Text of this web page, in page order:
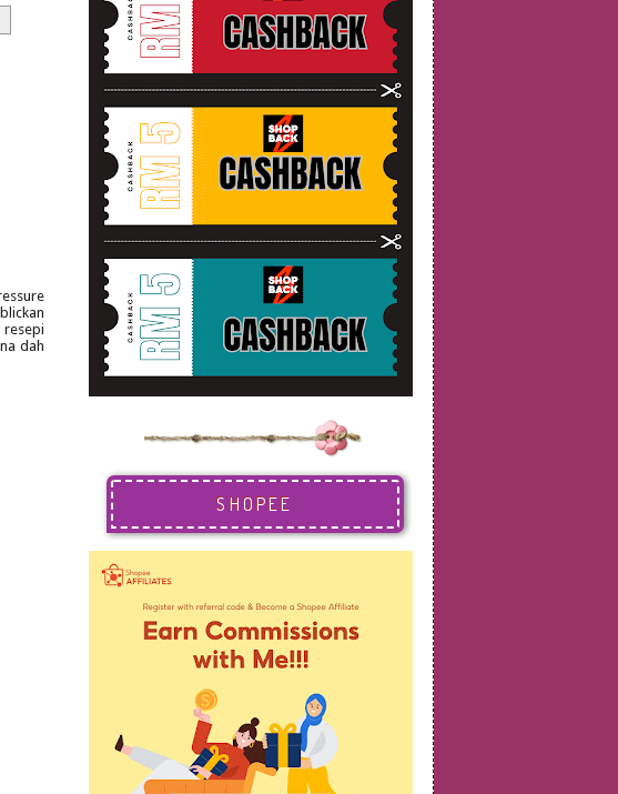
resepi
dah
SHOPEE